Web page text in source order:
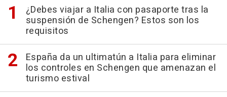
¿Debes viajar a Italia con pasaporte tras la
suspensión de Schengen? Estos son los
requisitos
España da un ultimatún a Italia para eliminar
los controles en Schengen que amenazan el
turismo estival